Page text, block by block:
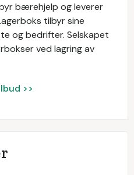
bærehjelp og leverer
tilbyr sine
og bedrifter. Selskapet
ved lagring av
>>